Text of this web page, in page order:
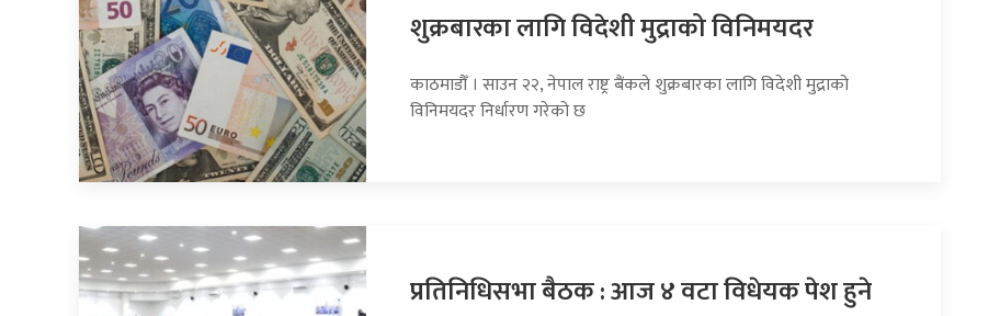
शुक्रबारका लागि विदेशी मुद्राको विनिमयदर
काठमाडौँ । साउन २२, नेपाल राष्ट्र बैंकले शुक्रबारका लागि विदेशी मुद्राको
विनिमयदर निर्धारण गरेको छ
प्रतिनिधिसभा बैठक : आज ४ वटा विधेयक पेश हुने